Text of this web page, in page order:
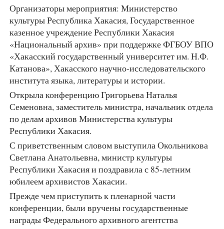
Организаторы мероприятия: Министерство
культуры Республика Хакасия, Государственное
казенное учреждение Республики Хакасия
«Национальный архив» при поддержке ФГБОУ ВПО
«Хакасский государственный университет им. Н.Ф.
Катанова», Хакасского научно-исследовательского
института языка, литературы и истории.
Открыла конференцию Григорьева Наталья
Семеновна, заместитель министра, начальник отдела
по делам архивов Министерства культуры
Республики Хакасия.
С приветственным словом выступила Окольникова
Светлана Анатольевна, министр культуры
Республики Хакасия и поздравила с 85-летним
юбилеем архивистов Хакасии.
Прежде чем приступить к пленарной части
конференции, были вручены государственные
награды Федерального архивного агентства